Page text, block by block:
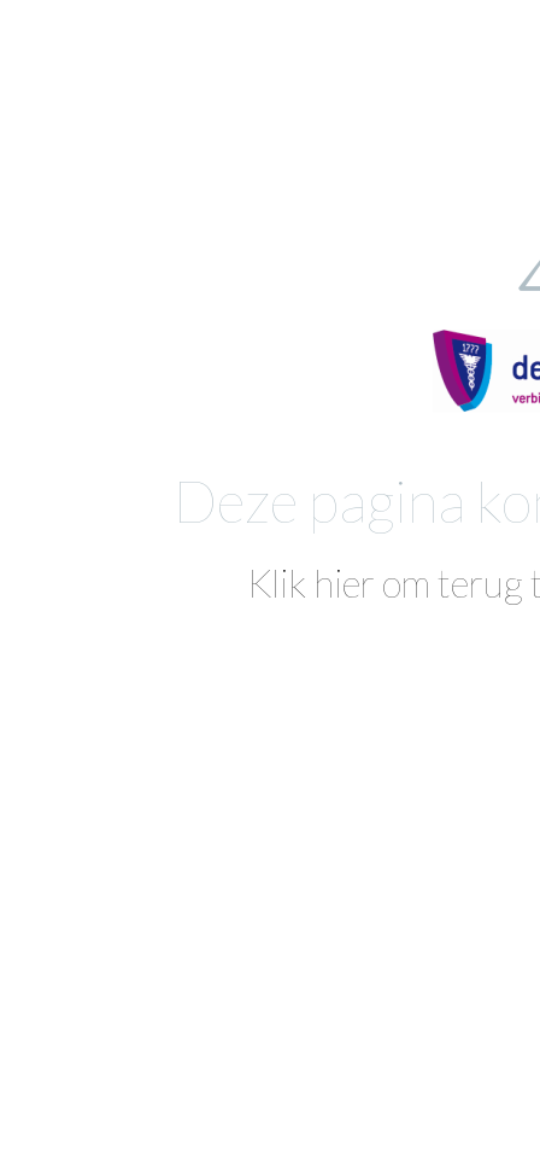
Deze pagina
Klik hier om terug